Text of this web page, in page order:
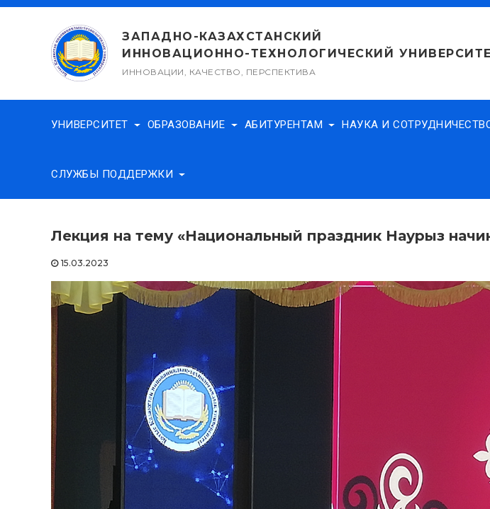
Перейти
содержимому
ЗАПАДНО-КАЗАХСТАНСКИЙ
ИННОВАЦИОННО-ТЕХНОЛОГИЧЕСКИЙ
ИННОВАЦИИ, КАЧЕСТВО, ПЕРСПЕКТИВА
УНИВЕРСИТЕТ ОБРАЗОВАНИЕ АБИТУРЕНТАМ НАУКА И
СЛУЖБЫ ПОДДЕРЖКИ
Лекция на тему «Национальный праздник Наурыз
15.03.2023